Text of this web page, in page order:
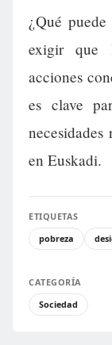
¿Qué
exigir que
acciones
es clave
necesidades
en Euskadi.
ETIQUETAS
pobreza
CATEGORÍA
Sociedad